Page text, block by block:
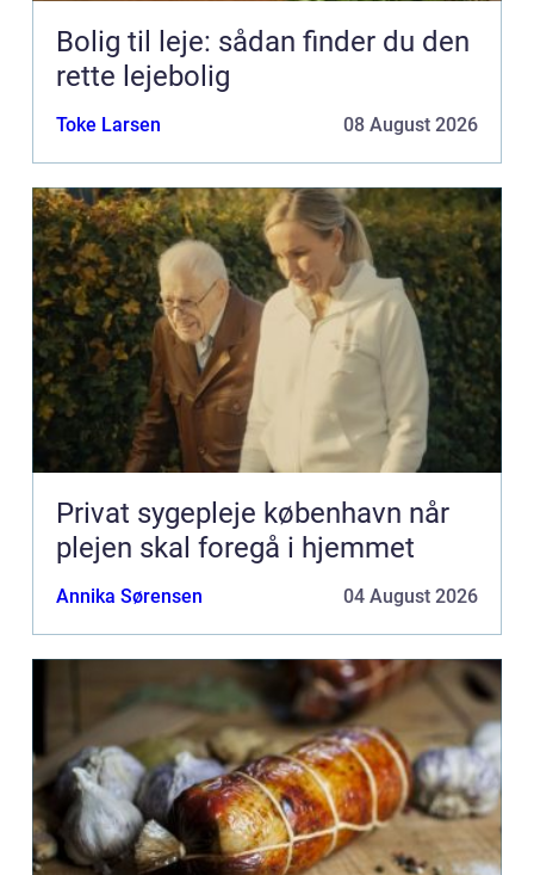
Bolig til leje: sådan finder du den
rette lejebolig
Toke Larsen 08 August 2026
Privat sygepleje københavn når
plejen skal foregå i hjemmet
Annika Sørensen 04 August 2026